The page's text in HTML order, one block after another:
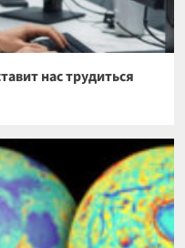
нас трудиться